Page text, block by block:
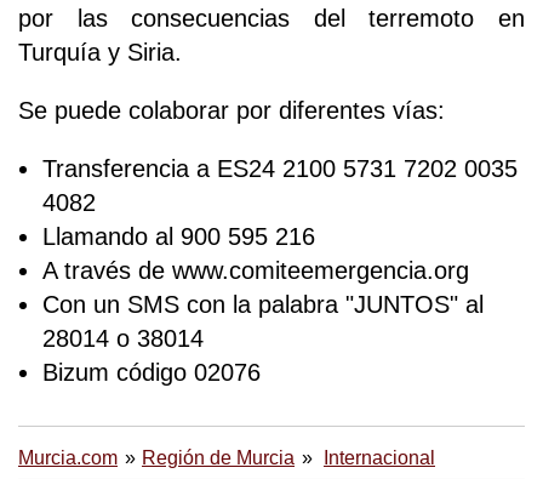
por las consecuencias del terremoto en
Turquía y Siria.
Se puede colaborar por diferentes vías:
Transferencia a ES24 2100 5731 7202 0035
4082
Llamando al 900 595 216
A través de www.comiteemergencia.org
Con un SMS con la palabra "JUNTOS" al
28014 o 38014
Bizum código 02076
Murcia.com Región de Murcia Internacional